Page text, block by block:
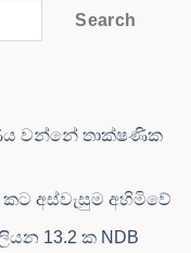
Search
වන්නේ තාක්ෂණික
අස්වැසුම අහිමිවේ
13.2 ක NDB